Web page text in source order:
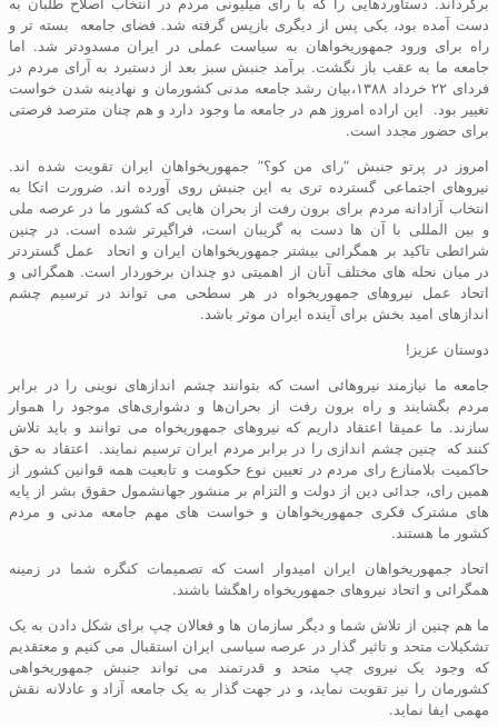
دست آمده بود، یکی پس از دیگری بازپس گرفته شد. فضای جامعه بسته تر و
راه برای ورود جمهوریخواهان به سیاست عملی در ایران مسدودتر شد. اما
جامعه ما به عقب باز نگشت. برآمد جنبش سبز بعد از دستبرد به آرای مردم در
فردای ۲۲ خرداد ۱۳۸۸،بیان رشد جامعه مدنی کشورمان و نهادینه شدن خواست
تغییر بود. این اراده امروز هم در جامعه ما وجود دارد و هم چنان مترصد فرصتی
برای حضور مجدد است.
امروز در پرتو جنبش “رای من کو؟” جمهوریخواهان ایران تقویت شده اند.
نیروهای اجتماعی گسترده تری به این جنبش روی آورده اند. ضرورت اتکا به
انتخاب آزادانه مردم برای برون رفت از بحران هایی که کشور ما در عرصه ملی
و بین المللی با آن ها دست به گریبان است، فراگیرتر شده است. در چنین
شرائطی تاکید بر همگرائی بیشتر جمهوریخواهان ایران و اتحاد عمل گستردتر
در میان نحله های مختلف آنان از اهمیتی دو چندان برخوردار است. همگرائی و
اتحاد عمل نیروهای جمهوریخواه در هر سطحی می تواند در ترسیم چشم
اندازهای امید بخش برای آینده ایران موثر باشد.
دوستان عزیز!
جامعه ما نیازمند نیروهائی است که بتوانند چشم انداز‌های نوینی را در برابر
مردم بگشایند و راه برون رفت از بحران‌ها و دشواری‌های موجود را هموار
سازند. ما عمیقا اعتقاد داریم که نیروهای جمهوریخواه می توانند و باید تلاش
کنند که چنین چشم‌ اندازی را در برابر مردم ایران ترسیم نمایند. اعتقاد به حق
حاکمیت بلامنازع رای مردم در تعیین نوع حکومت و تابعیت همه قوانین کشور از
همین رای، جدائی دین از دولت و التزام بر منشور جهانشمول حقوق بشر از پایه
های مشترک فکری جمهوریخواهان و خواست های مهم جامعه مدنی و مردم
کشور ما هستند.
اتحاد جمهوریخواهان ایران امیدوار است که تصمیمات کنگره شما در زمینه
همگرائی و اتحاد نیروهای جمهوریخواه راهگشا باشند.
ما هم چنین از تلاش شما و دیگر سازمان ها و فعالان چپ برای شکل دادن به یک
تشکیلات متحد و تاثیر گذار در عرصه سیاسی ایران استقبال می کنیم و معتقدیم
که وجود یک نیروی چپ متحد و قدرتمند می تواند جنبش جمهوریخواهی
کشورمان را نیز تقویت نماید، و در جهت گذار به یک جامعه آزاد و عادلانه نقش
مهمی ایفا نماید.